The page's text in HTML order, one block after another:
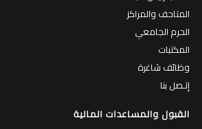
المتاحف والمراكز
الحرم الجامعي
المكتبات
وظائف شاغرة
إتـصل بنا
القبول والمساعدات المالية